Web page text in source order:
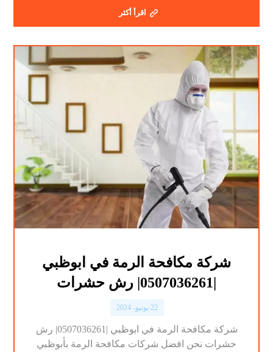
اقرأ أكثر
شركة مكافحة الرمة في ابوظبي
|0507036261| رش حشرات
22 يونيو، 2024
شركة مكافحة الرمة في ابوظبي |0507036261| رش
حشرات نحن افضل شركات مكافحة الرمة بأبوظبي